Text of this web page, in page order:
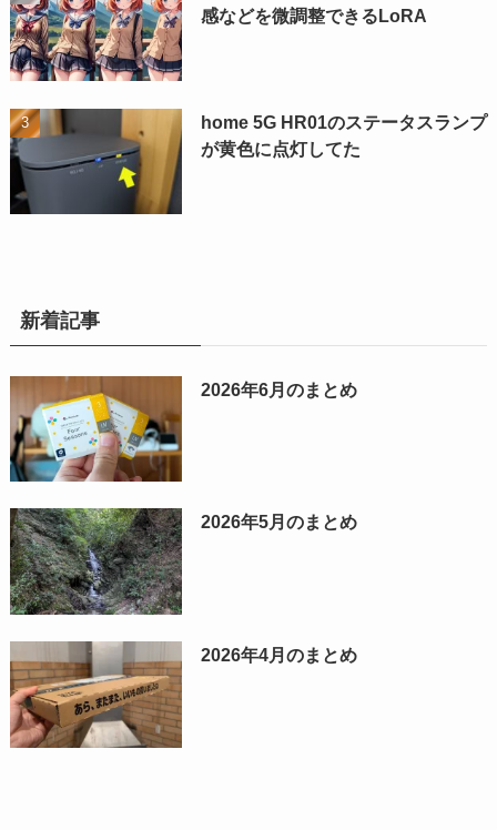
感などを微調整できるLoRA
home 5G HR01のステータスランプ
が黄色に点灯してた
新着記事
2026年6月のまとめ
2026年5月のまとめ
2026年4月のまとめ